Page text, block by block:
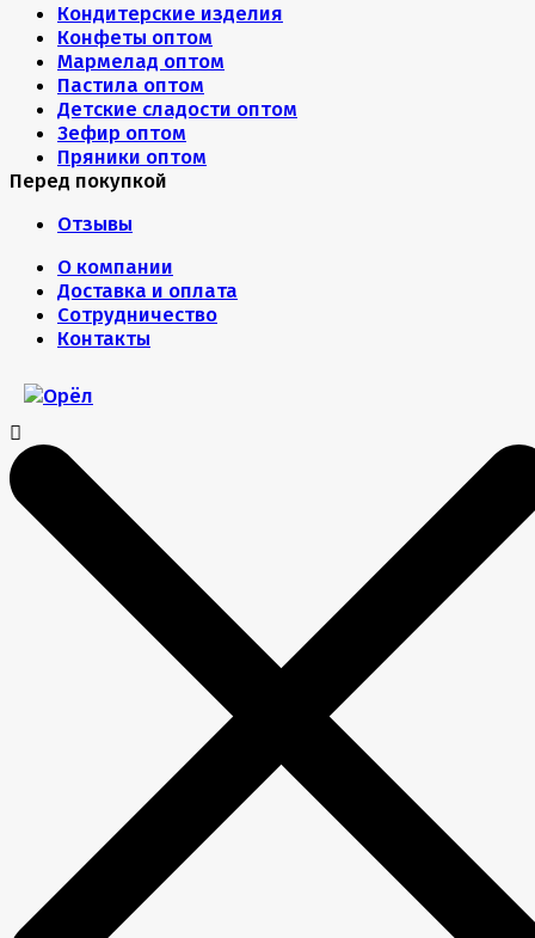
Кондитерские изделия
Конфеты оптом
Мармелад оптом
Пастила оптом
Детские сладости оптом
Зефир оптом
Пряники оптом
Перед покупкой
Отзывы
О компании
Доставка и оплата
Сотрудничество
Контакты